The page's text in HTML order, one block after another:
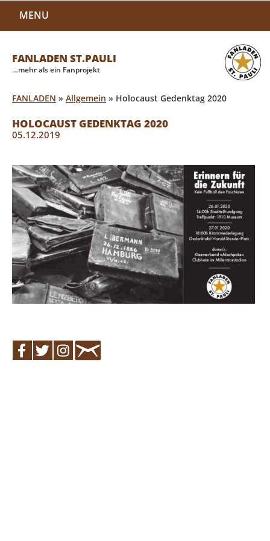
MENU
FANLADEN ST.PAULI
…mehr als ein Fanprojekt
FANLADEN » Allgemein » Holocaust Gedenktag 2020
HOLOCAUST GEDENKTAG 2020
05.12.2019